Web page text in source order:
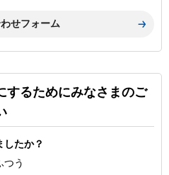
するためにみなさまのご
したか？
つう